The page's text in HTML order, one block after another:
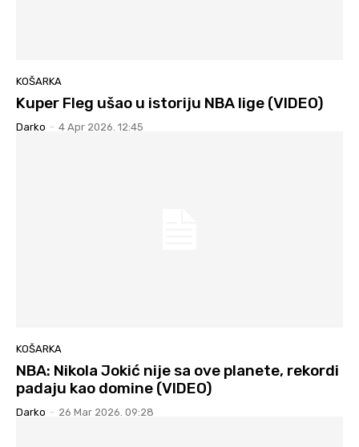
KOŠARKA
Kuper Fleg ušao u istoriju NBA lige (VIDEO)
Darko - 4 Apr 2026. 12:45
KOŠARKA
NBA: Nikola Jokić nije sa ove planete, rekordi
padaju kao domine (VIDEO)
Darko - 26 Mar 2026. 09:28